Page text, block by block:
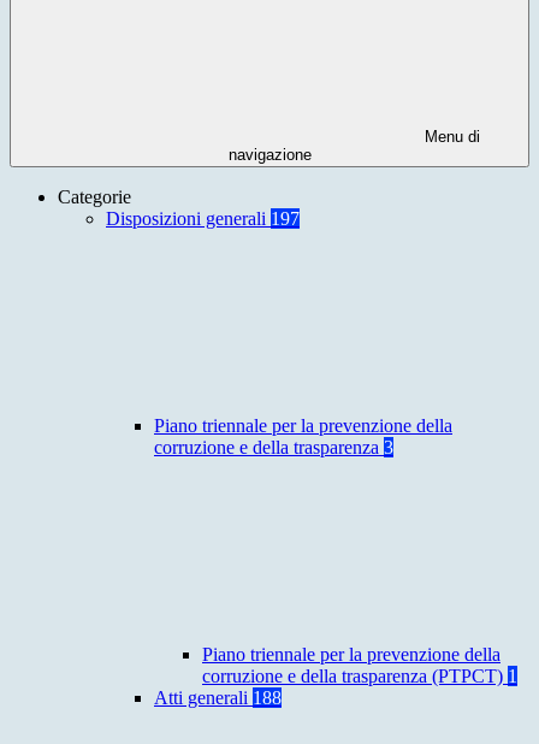
Menu di
navigazione
Categorie
Disposizioni generali 197
Piano triennale per la prevenzione della
corruzione e della trasparenza 3
Piano triennale per la prevenzione della
corruzione e della trasparenza (PTPCT) 1
Atti generali 188